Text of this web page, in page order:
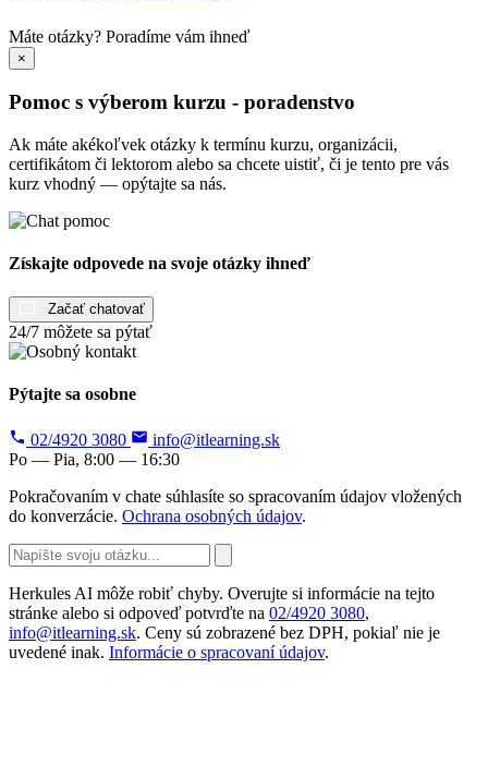
Máte otázky? Poradíme vám ihneď
×
Pomoc s výberom kurzu - poradenstvo
Ak máte akékoľvek otázky k termínu kurzu, organizácii,
certifikátom či lektorom alebo sa chcete uistiť, či je tento pre vás
kurz vhodný — opýtajte sa nás.
Získajte odpovede na svoje otázky ihneď
Začať chatovať
24/7 môžete sa pýtať
Pýtajte sa osobne
02/4920 3080
info@itlearning.sk
Po — Pia, 8:00 — 16:30
Pokračovaním v chate súhlasíte so spracovaním údajov vložených
do konverzácie. Ochrana osobných údajov.
Herkules AI môže robiť chyby. Overujte si informácie na tejto
stránke alebo si odpoveď potvrďte na 02/4920 3080,
info@itlearning.sk. Ceny sú zobrazené bez DPH, pokiaľ nie je
uvedené inak. Informácie o spracovaní údajov.